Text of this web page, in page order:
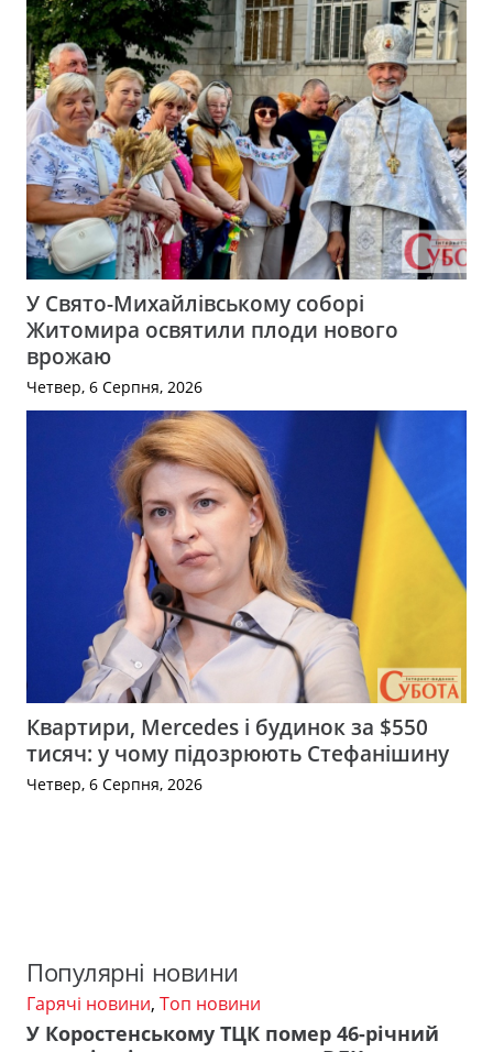
У Свято-Михайлівському соборі
Житомира освятили плоди нового
врожаю
Четвер, 6 Серпня, 2026
Квартири, Mercedes і будинок за $550
тисяч: у чому підозрюють Стефанішину
Четвер, 6 Серпня, 2026
Популярні новини
Гарячі новини, Топ новини
У Коростенському ТЦК помер 46-річний